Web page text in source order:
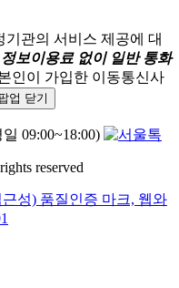
기관의 서비스 제공에 대
보이용료 없이 일반 통화
인이 가입한 이동통신사
업 닫기
09:00~18:00)
reserved